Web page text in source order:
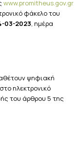
www.promitheus.gov.gr
φάκελο του
03-2023, ημέρα
ψηφιακή
ηλεκτρονικό
του άρθρου 5 της